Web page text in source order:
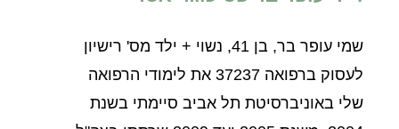
שמי עופר בר, בן 41, נשוי + ילד מס' רישיון
לעסוק ברפואה 37237 את לימודי הרפואה
שלי באוניברסיטת תל אביב סיימתי בשנת